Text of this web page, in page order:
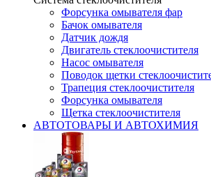
Форсунка омывателя фар
Бачок омывателя
Датчик дождя
Двигатель стеклоочистителя
Насос омывателя
Поводок щетки
Трапеция стеклоочистителя
Форсунка омывателя
Щетка стеклоочистителя
АВТОТОВАРЫ И АВТОХИМИЯ